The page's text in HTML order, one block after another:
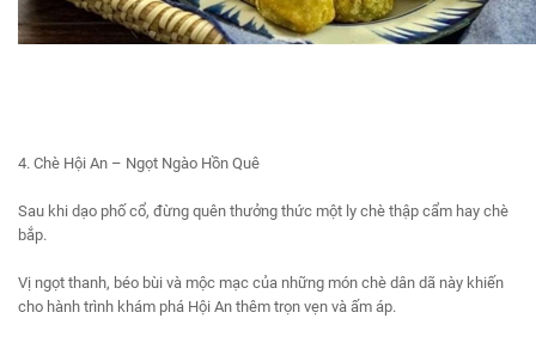
4. Chè Hội An – Ngọt Ngào Hồn Quê
Sau khi dạo phố cổ, đừng quên thưởng thức một ly chè thập cẩm hay chè
bắp.
Vị ngọt thanh, béo bùi và mộc mạc của những món chè dân dã này khiến
cho hành trình khám phá Hội An thêm trọn vẹn và ấm áp.